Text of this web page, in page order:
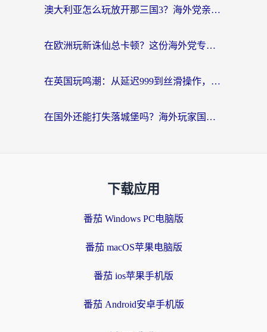
澳大利亚怎么玩放开那三国3？海外党亲测有效的国服游戏加速指南
在欧洲玩新诛仙总卡顿？这份海外党专属加速器指南帮你解决延迟难题
在英国玩鸣潮：从延迟999到丝滑操作，我是怎么做到的？
在国外还能打失落城堡吗？海外玩家国服游戏加速终极指南（附北美玩online加速器下载技巧）
下载应用
番茄 Windows PC电脑版
番茄 macOS苹果电脑版
番茄 ios苹果手机版
番茄 Android安卓手机版